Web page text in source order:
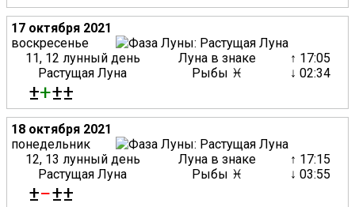
17 октября 2021
воскресенье
11, 12 лунный день
Растущая Луна
Луна в знаке
Рыбы ♓
↑ 17:05
↓ 02:34
±+±±
18 октября 2021
понедельник
12, 13 лунный день
Растущая Луна
Луна в знаке
Рыбы ♓
↑ 17:15
↓ 03:55
±−±±